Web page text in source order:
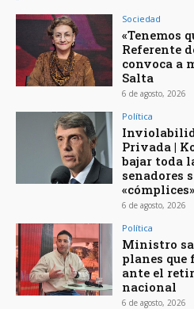
Sociedad
«Tenemos
Referente
convoca a
Salta
6 de agosto, 2026
Política
Privada |
bajar toda
senadores
«cómplices»
6 de agosto, 2026
Política
Ministro
planes
ante el
nacional
6 de agosto, 2026